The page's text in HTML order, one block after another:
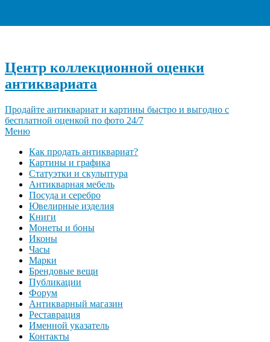
Центр коллекционной оценки
антиквариата
Продайте антиквариат и картины быстро и выгодно с
бесплатной оценкой по фото 24/7
Меню
Как продать антиквариат?
Картины и графика
Статуэтки и скульптура
Антикварная мебель
Посуда и серебро
Ювелирные изделия
Книги
Монеты и боны
Иконы
Часы
Марки
Брендовые вещи
Публикации
Форум
Антикварный магазин
Реставрация
Именной указатель
Контакты